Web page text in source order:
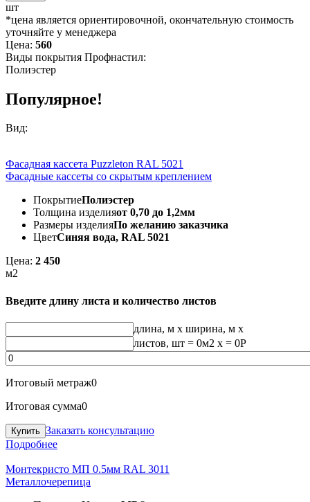
шт
*цена является ориентировочной, окончательную стоимость
уточняйте у менеджера
Цена: 560
Виды покрытия Профнастил:
Полиэстер
Популярное!
Вид:
Фасадная кассета Puzzleton RAL 5021
Фасадные кассеты со скрытым креплением
ПокрытиеПолиэстер
Толщина изделияот 0,70 до 1,2мм
Размеры изделияПо желанию заказчика
ЦветСиняя вода, RAL 5021
Цена: 2 450
м2
Введите длину листа и количество листов
длина, м x ширина, м x
листов, шт = 0м2 x = 0Р
Итоговый метраж0
Итоговая сумма0
Заказать консультацию
Подробнее
Монтекристо МП 0.5мм RAL 3011
Металлочерепица